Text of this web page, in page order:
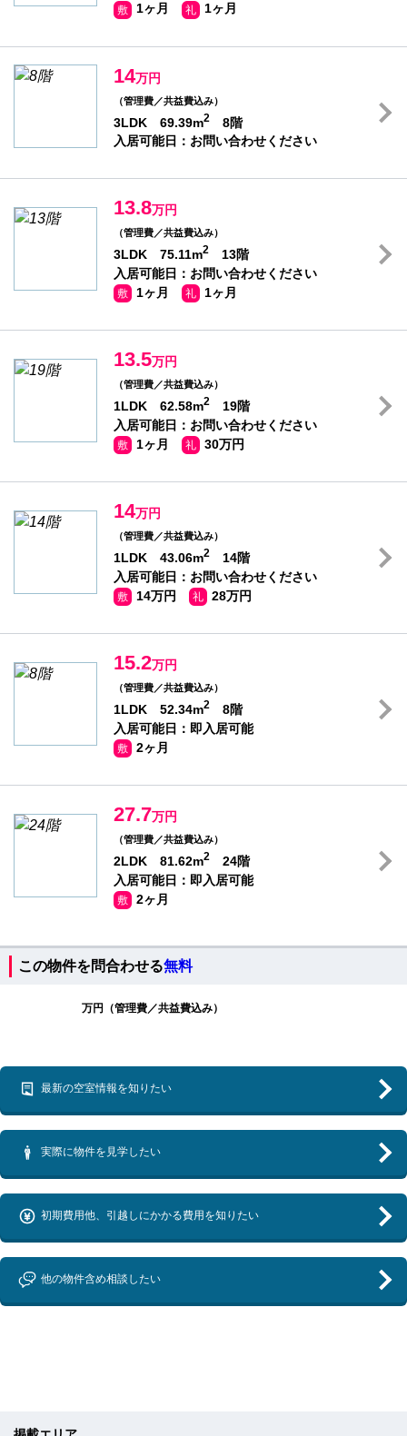
敷 1ヶ月 礼 1ヶ月
14万円
（管理費／共益費込み）
3LDK 69.39m2
8階
入居可能日：お問い合わせください
13.8万円
（管理費／共益費込み）
3LDK 75.11m2
13階
入居可能日：お問い合わせください
敷 1ヶ月 礼 1ヶ月
13.5万円
（管理費／共益費込み）
1LDK 62.58m2
19階
入居可能日：お問い合わせください
敷 1ヶ月 礼 30万円
14万円
（管理費／共益費込み）
1LDK 43.06m2
14階
入居可能日：お問い合わせください
敷 14万円 礼 28万円
15.2万円
（管理費／共益費込み）
1LDK 52.34m2
8階
入居可能日：即入居可能
敷 2ヶ月
27.7万円
（管理費／共益費込み）
2LDK 81.62m2
24階
入居可能日：即入居可能
敷 2ヶ月
この物件を問合わせる無料
万円（管理費／共益費込み）
最新の空室情報を知りたい
実際に物件を見学したい
初期費用他、引越しにかかる費用を知りたい
他の物件含め相談したい